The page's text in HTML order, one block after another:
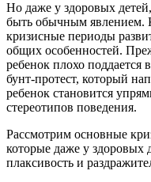
Но даже у здоровых
быть обычным явлением.
кризисные периоды
общих особенностей.
ребенок плохо
бунт-протест, который
ребенок становится
стереотипов поведения.
Рассмотрим основные
которые даже у здоровых
плаксивость и